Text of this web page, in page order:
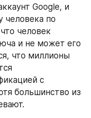
Google, и
человека по
человек
и не может его
что миллионы
с
большинство из